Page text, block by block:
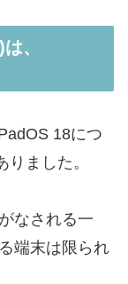
、
18につ
ました。
なされる一
端末は限られ